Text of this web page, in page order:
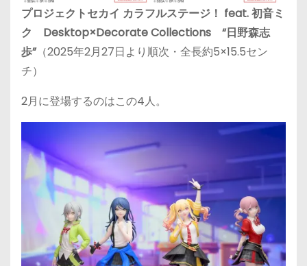
プロジェクトセカイ カラフルステージ！ feat. 初音ミ
ク Desktop×Decorate Collections “日野森志
歩”（2025年2月27日より順次・全長約5×15.5セン
チ）
2月に登場するのはこの4人。